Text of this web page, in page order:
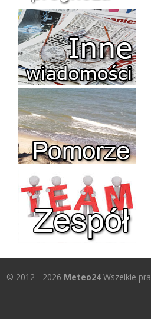
© 2012 - 2026 Meteo24Wszelkie